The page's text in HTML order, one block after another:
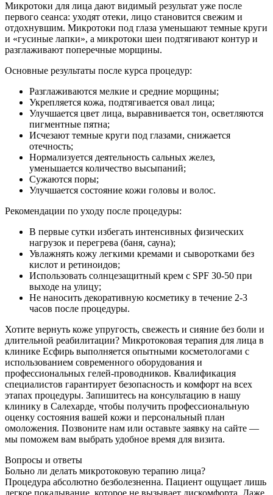
Микротоки для лица дают видимый результат уже после
первого сеанса: уходят отеки, лицо становится свежим и
отдохнувшим. Микротоки под глаза уменьшают темные круги
и «гусиные лапки», а микротоки шеи подтягивают контур и
разглаживают поперечные морщины.
Основные результаты после курса процедур:
Разглаживаются мелкие и средние морщины;
Укрепляется кожа, подтягивается овал лица;
Улучшается цвет лица, выравнивается тон, осветляются
пигментные пятна;
Исчезают темные круги под глазами, снижается
отечность;
Нормализуется деятельность сальных желез,
уменьшается количество высыпаний;
Сужаются поры;
Улучшается состояние кожи головы и волос.
Рекомендации по уходу после процедуры:
В первые сутки избегать интенсивных физических
нагрузок и перегрева (баня, сауна);
Увлажнять кожу легкими кремами и сыворотками без
кислот и ретиноидов;
Использовать солнцезащитный крем с SPF 30-50 при
выходе на улицу;
Не наносить декоративную косметику в течение 2-3
часов после процедуры.
Хотите вернуть коже упругость, свежесть и сияние без боли и
длительной реабилитации? Микротоковая терапия для лица в
клинике Есфирь выполняется опытными косметологами с
использованием современного оборудования и
профессиональных гелей-проводников. Квалификация
специалистов гарантирует безопасность и комфорт на всех
этапах процедуры. Запишитесь на консультацию в нашу
клинику в Салехарде, чтобы получить профессиональную
оценку состояния вашей кожи и персональный план
омоложения. Позвоните нам или оставьте заявку на сайте —
мы поможем вам выбрать удобное время для визита.
Вопросы и ответы
Больно ли делать микротоковую терапию лица?
Процедура абсолютно безболезненна. Пациент ощущает лишь